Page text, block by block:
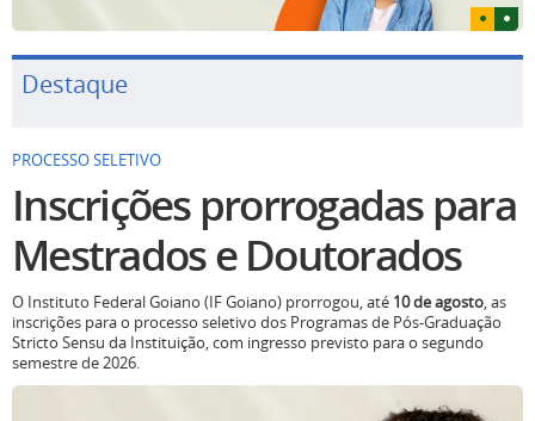
Destaque
PROCESSO SELETIVO
Inscrições prorrogadas para
Mestrados e Doutorados
O Instituto Federal Goiano (IF Goiano) prorrogou, até 10 de agosto, as
inscrições para o processo seletivo dos Programas de Pós-Graduação
Stricto Sensu da Instituição, com ingresso previsto para o segundo
semestre de 2026.